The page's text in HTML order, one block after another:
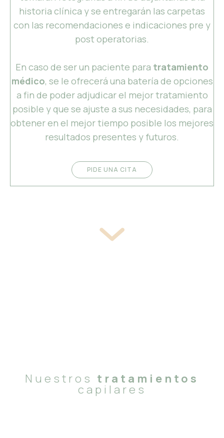
historia clínica y se entregarán las carpetas
con las recomendaciones e indicaciones pre y
post operatorias.
En caso de ser un paciente para tratamiento
médico, se le ofrecerá una batería de opciones
a fin de poder adjudicar el mejor tratamiento
posible y que se ajuste a sus necesidades, para
obtener en el mejor tiempo posible los mejores
resultados presentes y futuros.
PIDE UNA CITA
Nuestros tratamientos
capilares